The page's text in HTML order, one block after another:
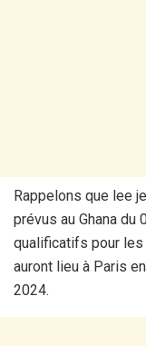
Rappelons que lee
prévus au Ghana
qualificatifs pour les
auront lieu à Paris
2024.